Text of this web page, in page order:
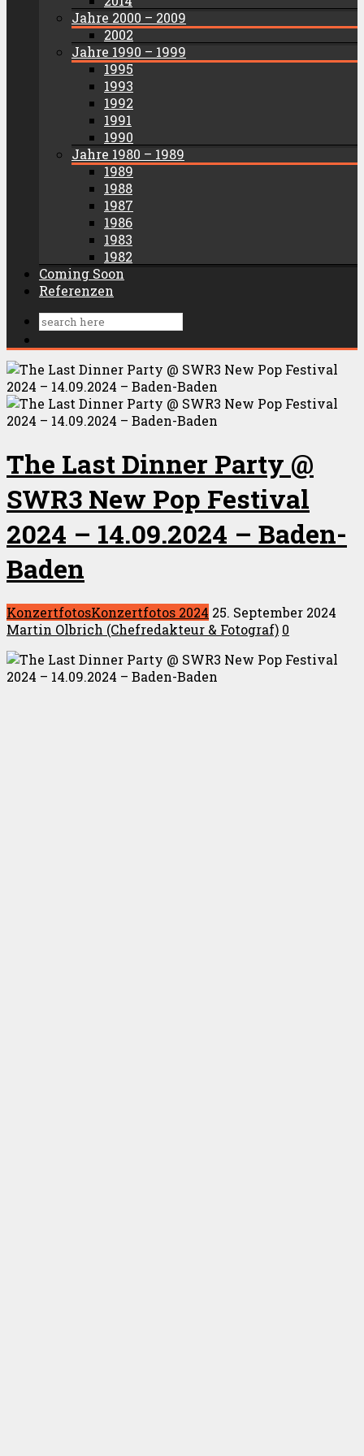
Jahre 2000 – 2009
2002
Jahre 1990 – 1999
1995
1993
1992
1991
1990
Jahre 1980 – 1989
1989
1988
1987
1986
1983
1982
Coming Soon
Referenzen
The Last Dinner Party @
SWR3 New Pop Festival
2024 – 14.09.2024 – Baden-
Baden
KonzertfotosKonzertfotos 2024 25. September 2024
Martin Olbrich (Chefredakteur & Fotograf) 0